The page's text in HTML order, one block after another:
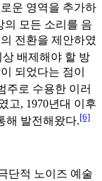
운 영역을 추가하
의 모든 소리를 음
전환을 제안하였
배제해야 할 방
되었다는 점이
주로 수용한 이러
고, 1970년대 이후
해 발전해왔다.[6]
단적 노이즈 예술